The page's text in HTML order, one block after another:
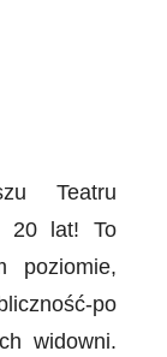
Teatru
20 lat! To
poziomie,
po
widowni.